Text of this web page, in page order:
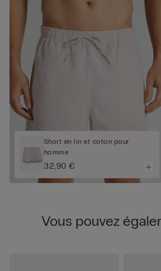
Short en lin et coton pour
homme
32,90 €
Vous pouvez